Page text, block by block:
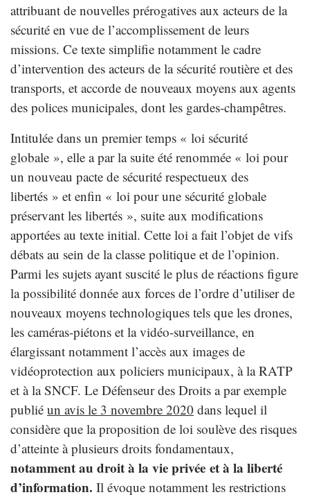
attribuant de nouvelles prérogatives aux acteurs de la
sécurité en vue de l’accomplissement de leurs
missions. Ce texte simplifie notamment le cadre
d’intervention des acteurs de la sécurité routière et des
transports, et accorde de nouveaux moyens aux agents
des polices municipales, dont les gardes-champêtres.
Intitulée dans un premier temps « loi sécurité
globale », elle a par la suite été renommée « loi pour
un nouveau pacte de sécurité respectueux des
libertés » et enfin « loi pour une sécurité globale
préservant les libertés », suite aux modifications
apportées au texte initial. Cette loi a fait l’objet de vifs
débats au sein de la classe politique et de l’opinion.
Parmi les sujets ayant suscité le plus de réactions figure
la possibilité donnée aux forces de l’ordre d’utiliser de
nouveaux moyens technologiques tels que les drones,
les caméras-piétons et la vidéo-surveillance, en
élargissant notamment l’accès aux images de
vidéoprotection aux policiers municipaux, à la RATP
et à la SNCF. Le Défenseur des Droits a par exemple
publié un avis le 3 novembre 2020 dans lequel il
considère que la proposition de loi soulève des risques
d’atteinte à plusieurs droits fondamentaux,
notamment au droit à la vie privée et à la liberté
d’information. Il évoque notamment les restrictions